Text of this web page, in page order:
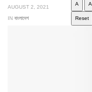
AUGUST 2, 2021
IN বাংলাদেশ
A A
Reset